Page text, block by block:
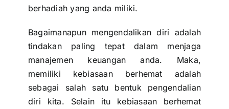
berhadiah yang anda miliki.
Bagaimanapun mengendalikan diri adalah
tindakan paling tepat dalam menjaga
manajemen keuangan anda. Maka,
memiliki kebiasaan berhemat adalah
sebagai salah satu bentuk pengendalian
diri kita. Selain itu kebiasaan berhemat